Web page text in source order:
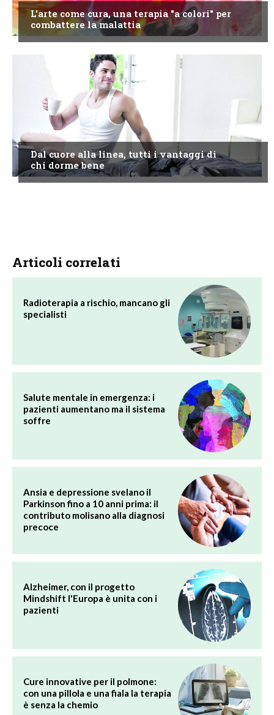
L'arte come cura, una terapia "a colori" per
combattere la malattia
Dal cuore alla linea, tutti i vantaggi di
chi dorme bene
Articoli correlati
Radioterapia a rischio, mancano gli
specialisti
Salute mentale in emergenza: i
pazienti aumentano ma il sistema
soffre
Ansia e depressione svelano il
Parkinson fino a 10 anni prima: il
contributo molisano alla diagnosi
precoce
Alzheimer, con il progetto
Mindshift l'Europa è unita con i
pazienti
Cure innovative per il polmone:
con una pillola e una fiala la terapia
è senza la chemio